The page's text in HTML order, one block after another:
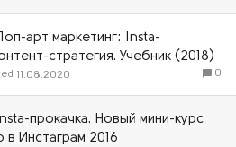
арт маркетинг: Insta-
стратегия. Учебник (2018)
0
11.08.2020
прокачка. Новый мини-курс
Инстаграм 2016